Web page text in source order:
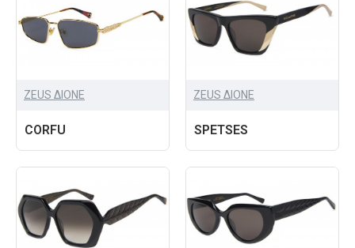
ZEUS ΔIONE
CORFU
ZEUS ΔIONE
SPETSES